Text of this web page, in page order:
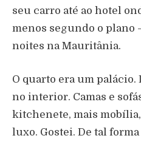
seu carro até ao hotel
menos segundo o plano
noites na Mauritânia.
O quarto era um palácio.
no interior. Camas e
kitchenete, mais
luxo. Gostei. De tal